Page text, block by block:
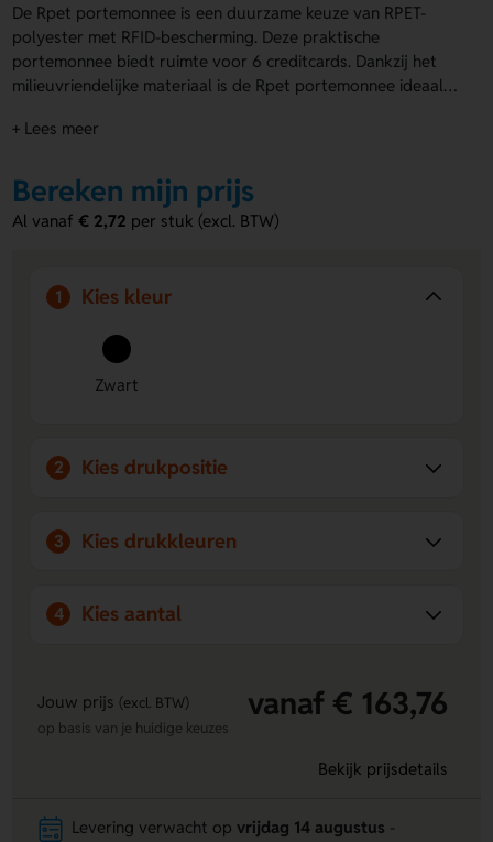
De Rpet portemonnee is een duurzame keuze van RPET-
polyester met RFID-bescherming. Deze praktische
portemonnee biedt ruimte voor 6 creditcards. Dankzij het
milieuvriendelijke materiaal is de Rpet portemonnee ideaal
buitenkant kunnen volledig bedrukt worden. De
vriendelijke manier te promoten.
+ Lees meer
Bereken mijn prijs
Al vanaf€ 2,72 per stuk (excl. BTW)
1 Kies kleur
Zwart
2 Kies drukpositie
3 Kies drukkleuren
4 Kies aantal
Jouw prijs (excl. BTW) vanaf € 163,76
op basis van je huidige keuzes
Bekijk prijsdetails
Levering verwacht opvrijdag 14 augustus